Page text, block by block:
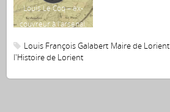
Louis Le Coq – ex-
couvreur à l’arsenal,
caserne, horloger… et
Louis François Galabert Maire de Lorient
l'Histoire de Lorient